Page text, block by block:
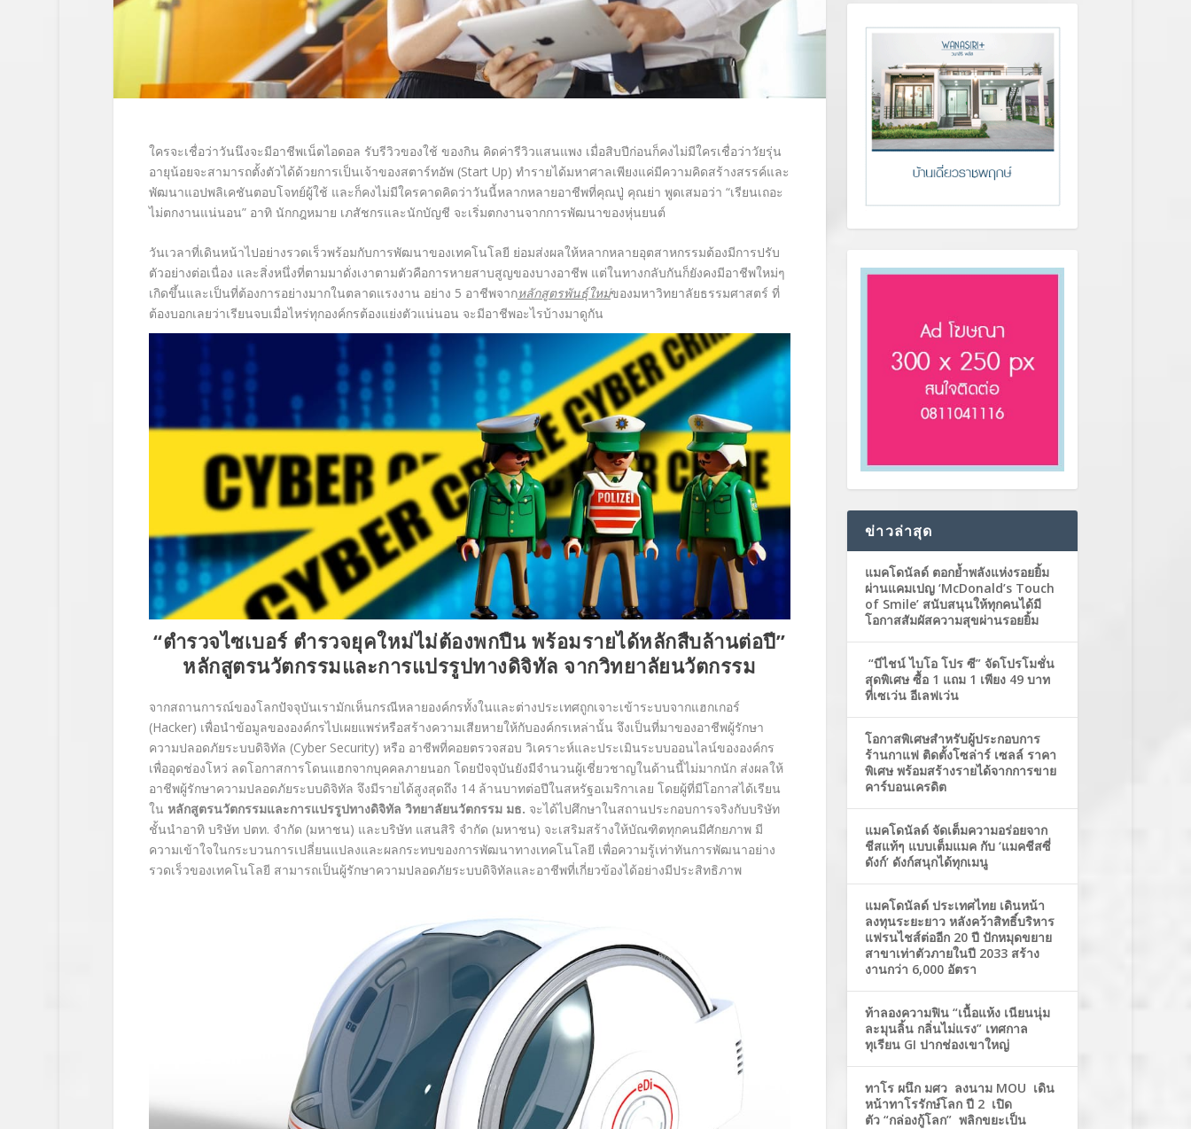
ใครจะเชื่อว่าวันนึงจะมีอาชีพเน็ตไอดอล รับรีวิวของใช้ ของกิน คิดค่ารีวิวแสนแพง เมื่อสิบปีก่อนก็คงไม่มีใครเชื่อว่าวัยรุ่น
อายุน้อยจะสามารถตั้งตัวได้ด้วยการเป็นเจ้าของสตาร์ทอัพ (Start Up) ทำรายได้มหาศาลเพียงแค่มีความคิดสร้างสรรค์และ
พัฒนาแอปพลิเคชันตอบโจทย์ผู้ใช้ และก็คงไม่มีใครคาดคิดว่าวันนี้หลากหลายอาชีพที่คุณปู่ คุณย่า พูดเสมอว่า “เรียนเถอะ
ไม่ตกงานแน่นอน” อาทิ นักกฎหมาย เภสัชกรและนักบัญชี จะเริ่มตกงานจากการพัฒนาของหุ่นยนต์
วันเวลาที่เดินหน้าไปอย่างรวดเร็วพร้อมกับการพัฒนาของเทคโนโลยี ย่อมส่งผลให้หลากหลายอุตสาหกรรมต้องมีการปรับ
ตัวอย่างต่อเนื่อง และสิ่งหนึ่งที่ตามมาดั่งเงาตามตัวคือการหายสาบสูญของบางอาชีพ แต่ในทางกลับกันก็ยังคงมีอาชีพใหม่ๆ
เกิดขึ้นและเป็นที่ต้องการอย่างมากในตลาดแรงงาน อย่าง 5 อาชีพจากหลักสูตรพันธุ์ใหม่ของมหาวิทยาลัยธรรมศาสตร์ ที่
ต้องบอกเลยว่าเรียนจบเมื่อไหร่ทุกองค์กรต้องแย่งตัวแน่นอน จะมีอาชีพอะไรบ้างมาดูกัน
“ตำรวจไซเบอร์ ตำรวจยุคใหม่ไม่ต้องพกปืน พร้อมรายได้หลักสืบล้านต่อปี”
หลักสูตรนวัตกรรมและการแปรรูปทางดิจิทัล จากวิทยาลัยนวัตกรรม
จากสถานการณ์ของโลกปัจจุบันเรามักเห็นกรณีหลายองค์กรทั้งในและต่างประเทศถูกเจาะเข้าระบบจากแฮกเกอร์
(Hacker) เพื่อนำข้อมูลขององค์กรไปเผยแพร่หรือสร้างความเสียหายให้กับองค์กรเหล่านั้น จึงเป็นที่มาของอาชีพผู้รักษา
ความปลอดภัยระบบดิจิทัล (Cyber Security) หรือ อาชีพที่คอยตรวจสอบ วิเคราะห์และประเมินระบบออนไลน์ขององค์กร
เพื่ออุดช่องโหว่ ลดโอกาสการโดนแฮกจากบุคคลภายนอก โดยปัจจุบันยังมีจำนวนผู้เชี่ยวชาญในด้านนี้ไม่มากนัก ส่งผลให้
อาชีพผู้รักษาความปลอดภัยระบบดิจิทัล จึงมีรายได้สูงสุดถึง 14 ล้านบาทต่อปีในสหรัฐอเมริกาเลย โดยผู้ที่มีโอกาสได้เรียน
ใน หลักสูตรนวัตกรรมและการแปรรูปทางดิจิทัล วิทยาลัยนวัตกรรม มธ. จะได้ไปศึกษาในสถานประกอบการจริงกับบริษัท
ชั้นนำอาทิ บริษัท ปตท. จำกัด (มหาชน) และบริษัท แสนสิริ จำกัด (มหาชน) จะเสริมสร้างให้บัณฑิตทุกคนมีศักยภาพ มี
ความเข้าใจในกระบวนการเปลี่ยนแปลงและผลกระทบของการพัฒนาทางเทคโนโลยี เพื่อความรู้เท่าทันการพัฒนาอย่าง
รวดเร็วของเทคโนโลยี สามารถเป็นผู้รักษาความปลอดภัยระบบดิจิทัลและอาชีพที่เกี่ยวข้องได้อย่างมีประสิทธิภาพ
ข่าวล่าสุด
แมคโดนัลด์ ตอกย้ำพลังแห่งรอยยิ้ม
ผ่านแคมเปญ ‘McDonald’s Touch
of Smile’ สนับสนุนให้ทุกคนได้มี
โอกาสสัมผัสความสุขผ่านรอยยิ้ม
“บีไชน์ ไบโอ โปร ซี” จัดโปรโมชั่น
สุดพิเศษ ซื้อ 1 แถม 1 เพียง 49 บาท
ที่เซเว่น อีเลฟเว่น
โอกาสพิเศษสำหรับผู้ประกอบการ
ร้านกาแฟ ติดตั้งโซล่าร์ เซลล์ ราคา
พิเศษ พร้อมสร้างรายได้จากการขาย
คาร์บอนเครดิต
แมคโดนัลด์ จัดเต็มความอร่อยจาก
ชีสแท้ๆ แบบเต็มแมค กับ ‘แมคชีสซี่
ดังก์’ ดังก์สนุกได้ทุกเมนู
แมคโดนัลด์ ประเทศไทย เดินหน้า
ลงทุนระยะยาว หลังคว้าสิทธิ์บริหาร
แฟรนไชส์ต่ออีก 20 ปี ปักหมุดขยาย
สาขาเท่าตัวภายในปี 2033 สร้าง
งานกว่า 6,000 อัตรา
ท้าลองความฟิน “เนื้อแห้ง เนียนนุ่ม
ละมุนลิ้น กลิ่นไม่แรง” เทศกาล
ทุเรียน GI ปากช่องเขาใหญ่
ทาโร ผนึก มศว ลงนาม MOU เดิน
หน้าทาโรรักษ์โลก ปี 2 เปิด
ตัว “กล่องกู้โลก” พลิกขยะเป็น